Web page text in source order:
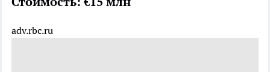
adv.rbc.ru